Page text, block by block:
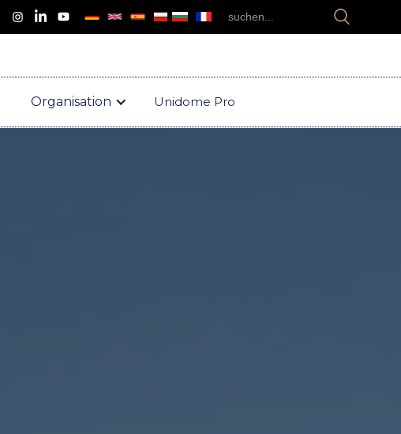
Organisation Unidome Pro